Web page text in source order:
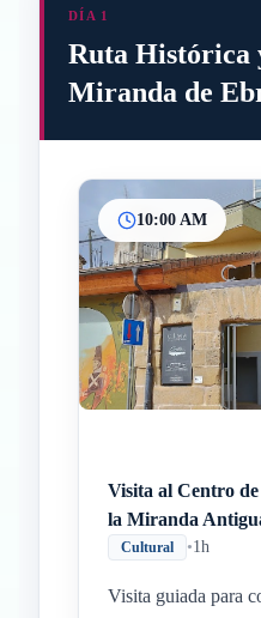
DÍA 1
Ruta Histórica
Miranda de
10:00 AM
Visita al Centro
la Miranda
Cultural •1h
Visita guiada para